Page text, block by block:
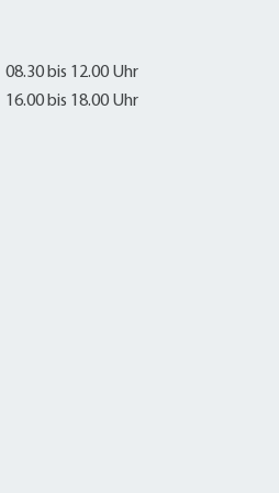
08.30 bis 12.00 Uhr
16.00 bis 18.00 Uhr